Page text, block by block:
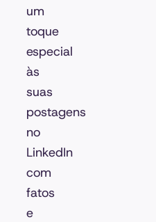
um
toque
especial
às
suas
postagens
no
LinkedIn
com
fatos
e